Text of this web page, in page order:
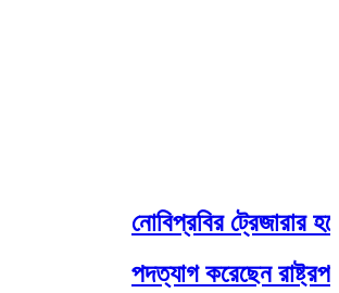
নোবিপ্রবির ট্রেজারার
পদত্যাগ করেছেন